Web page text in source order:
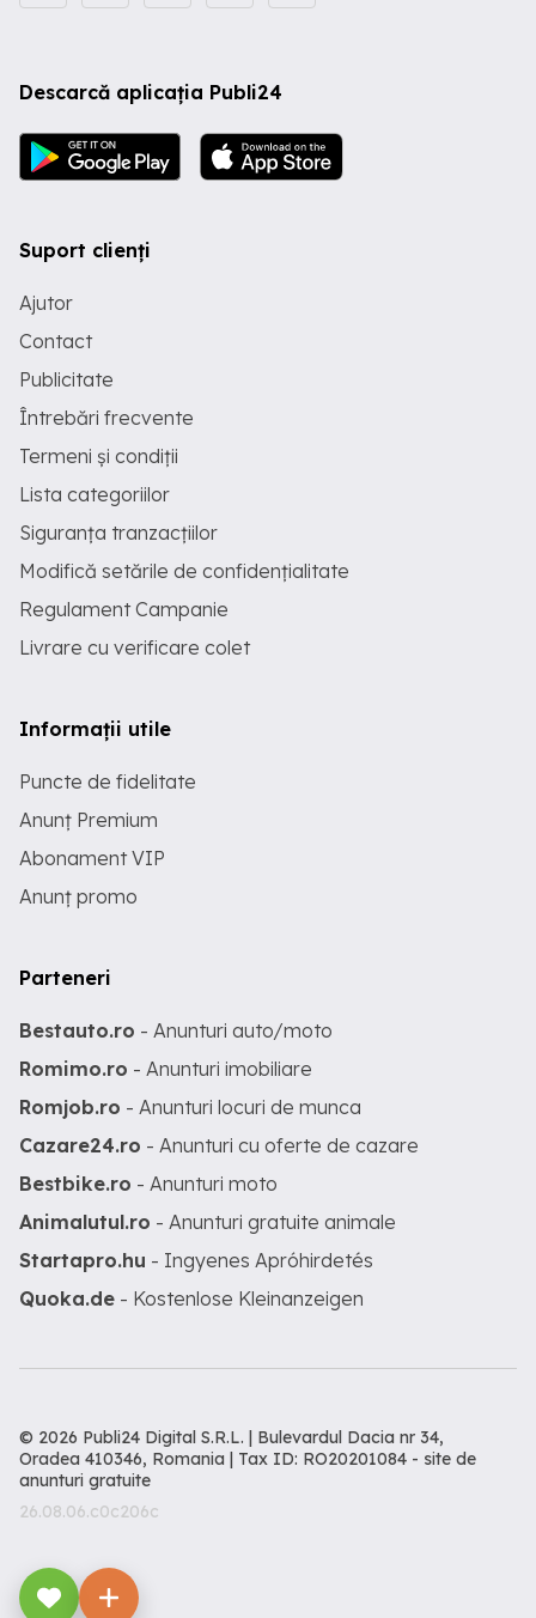
Descarcă aplicația Publi24
Suport clienți
Ajutor
Contact
Publicitate
Întrebări frecvente
Termeni și condiții
Lista categoriilor
Siguranța tranzacțiilor
Modifică setările de confidențialitate
Regulament Campanie
Livrare cu verificare colet
Informații utile
Puncte de fidelitate
Anunț Premium
Abonament VIP
Anunț promo
Parteneri
Bestauto.ro - Anunturi auto/moto
Romimo.ro - Anunturi imobiliare
Romjob.ro - Anunturi locuri de munca
Cazare24.ro - Anunturi cu oferte de cazare
Bestbike.ro - Anunturi moto
Animalutul.ro - Anunturi gratuite animale
Startapro.hu - Ingyenes Apróhirdetés
Quoka.de - Kostenlose Kleinanzeigen
© 2026 Publi24 Digital S.R.L. | Bulevardul Dacia nr 34,
Oradea 410346, Romania | Tax ID: RO20201084 - site de
anunturi gratuite
26.08.06.c0c206c